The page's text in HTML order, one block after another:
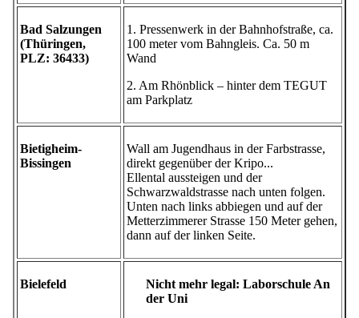
Bad Salzungen
(Thüringen,
PLZ: 36433)
1. Pressenwerk in der Bahnhofstraße, ca.
100 meter vom Bahngleis. Ca. 50 m
Wand
2. Am Rhönblick – hinter dem TEGUT
am Parkplatz
Bietigheim-
Bissingen
Wall am Jugendhaus in der Farbstrasse,
direkt gegenüber der Kripo...
Ellental aussteigen und der
Schwarzwaldstrasse nach unten folgen.
Unten nach links abbiegen und auf der
Metterzimmerer Strasse 150 Meter gehen,
dann auf der linken Seite.
Bielefeld
Nicht mehr legal: Laborschule An
der Uni